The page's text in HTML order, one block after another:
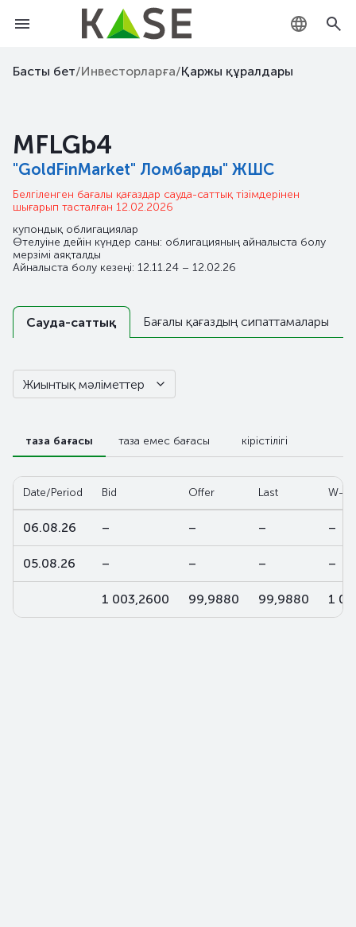
KZ
Басты бет/Инвесторларға/Қаржы құралдары
MFLGb4
"GoldFinMarket" Ломбарды" ЖШС
Белгіленген бағалы қағаздар сауда-саттық тізімдерінен
шығарып тасталған 12.02.2026
купондық облигациялар
Өтелуіне дейін күндер саны: облигацияның айналыста болу
мерзімі аяқталды
Айналыста болу кезеңі: 12.11.24 – 12.02.26
Сауда-саттық Бағалы қағаздың сипаттамалары
Жиынтық мәліметтер
таза бағасы таза емес бағасы кірістілігі
Date/Period Bid Offer Last W-
06.08.26 – – – –
05.08.26 – – – –
1 003,2600 99,9880 99,9880 1